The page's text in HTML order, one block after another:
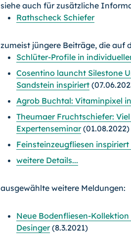
siehe auch für zusätzliche
Rathscheck Schiefer
zumeist jüngere Beiträge, die auf
Schlüter-Profile in
Cosentino launcht Silestone
Sandstein inspiriert
Agrob Buchtal: Vitaminpixel
Theumaer Fruchtschiefer:
Expertenseminar(01.08.2022)
Feinsteinzeugfliesen
weitere Details...
ausgewählte weitere Meldungen:
Neue Bodenfliesen-
Desinger(8.3.2021)